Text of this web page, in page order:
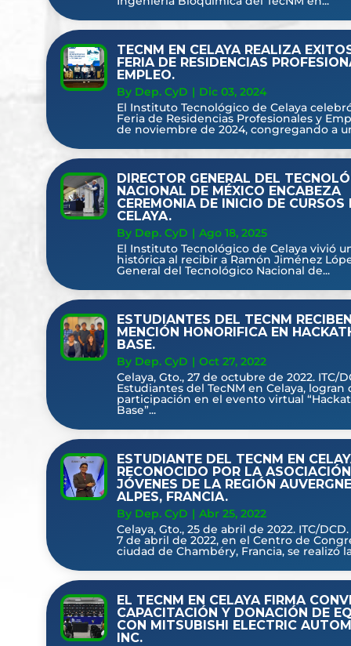
TECNM EN CELAYA REALIZA
FERIA DE RESIDENCIAS
EMPLEO.
By Dep. CyD | Dic 03, 2024
El Instituto Tecnológico de Celaya celebró
Feria de Residencias Profesionales y
de noviembre de 2024, congregando a
DIRECTOR GENERAL DEL
NACIONAL DE MÉXICO ENCABEZA
CEREMONIA DE INICIO DE CURSOS
CELAYA.
By Dep. CyD | Ago 18, 2025
El Instituto Tecnológico de Celaya vivió
histórica al recibir a Ramón Jiménez
General del Tecnológico Nacional de...
ESTUDIANTES DEL TECNM
MENCIÓN HONORIFICA EN
BASE.
By Dep. CyD | Oct 27, 2022
Celaya, Gto., 27 de octubre de 2022. ITC/
Estudiantes del TecNM en Celaya, logran
participación en el evento virtual
Base”...
ESTUDIANTE DEL TECNM EN
RECONOCIDO POR LA
JÓVENES DE LA REGIÓN
ALPES, FRANCIA.
By Dep. CyD | Abr 25, 2022
Celaya, Gto., 25 de abril de 2022. ITC/
7 de abril de 2022, en el Centro de
ciudad de Chambéry, Francia, se realizó
EL TECNM EN CELAYA FIRMA
CAPACITACIÓN Y DONACIÓN DE
CON MITSUBISHI ELECTRIC
INC.